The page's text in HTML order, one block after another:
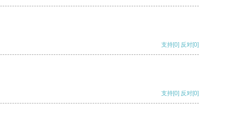
支持[0] 反对[0]
支持[0] 反对[0]